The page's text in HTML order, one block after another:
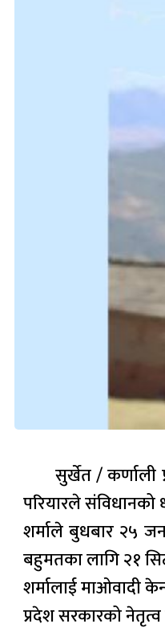
सुर्खेत / कर्णाली
परियारले संविधानको
शर्माले बुधबार २५
बहुमतका लागि २१
शर्मालाई माओवादी
प्रदेश सरकारको